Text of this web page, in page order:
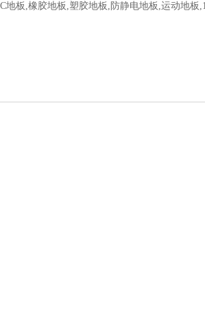
地板,橡胶地板,塑胶地板,防静电地板,运动地板